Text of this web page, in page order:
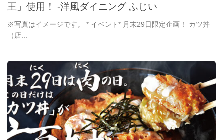
王」使用！ -洋風ダイニング ふじい
※写真はイメージです。 * イベント* 月末29日限定企画！ カツ丼
（店...